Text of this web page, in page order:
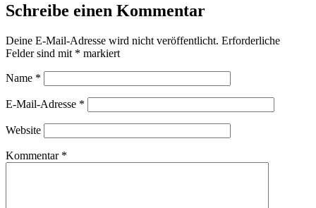
Schreibe einen Kommentar
Deine E-Mail-Adresse wird nicht veröffentlicht. Erforderliche
Felder sind mit * markiert
Name *
E-Mail-Adresse *
Website
Kommentar *